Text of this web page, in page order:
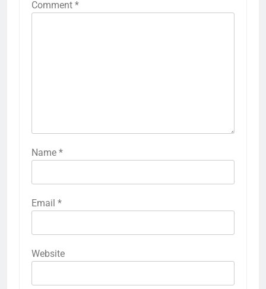
Comment *
Name *
Email *
Website